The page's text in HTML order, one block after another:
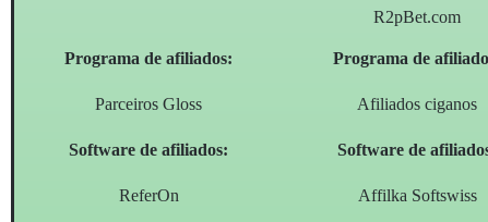
R2pBet.com
Programa de afiliados:
Parceiros Gloss
Software de afiliados:
ReferOn
Programa de
Afiliados ciganos
Software de
Affilka Softswiss